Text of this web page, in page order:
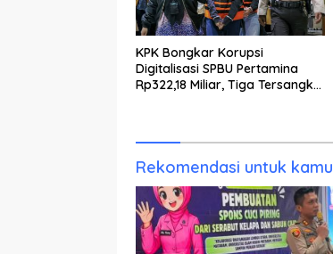
KPK Bongkar Korupsi
Digitalisasi SPBU Pertamina
Rp322,18 Miliar, Tiga Tersangka
Rekomendasi untuk kamu